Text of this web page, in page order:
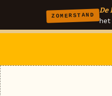
ZOMERSTAND
De
het